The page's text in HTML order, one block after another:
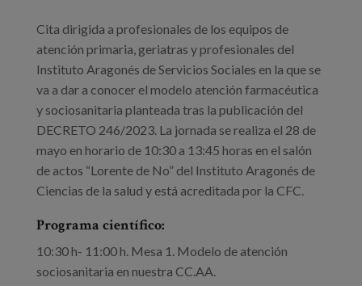
Cita dirigida a profesionales de los equipos de
atención primaria, geriatras y profesionales del
Instituto Aragonés de Servicios Sociales en la que se
va a dar a conocer el modelo atención farmacéutica
y sociosanitaria planteada tras la publicación del
DECRETO 246/2023. La jornada se realiza el 28 de
mayo en horario de 10:30 a 13:45 horas en el salón
de actos “Lorente de No” del Instituto Aragonés de
Ciencias de la salud y está acreditada por la CFC.
Programa científico:
10:30 h- 11:00 h. Mesa 1. Modelo de atención
sociosanitaria en nuestra CC.AA.